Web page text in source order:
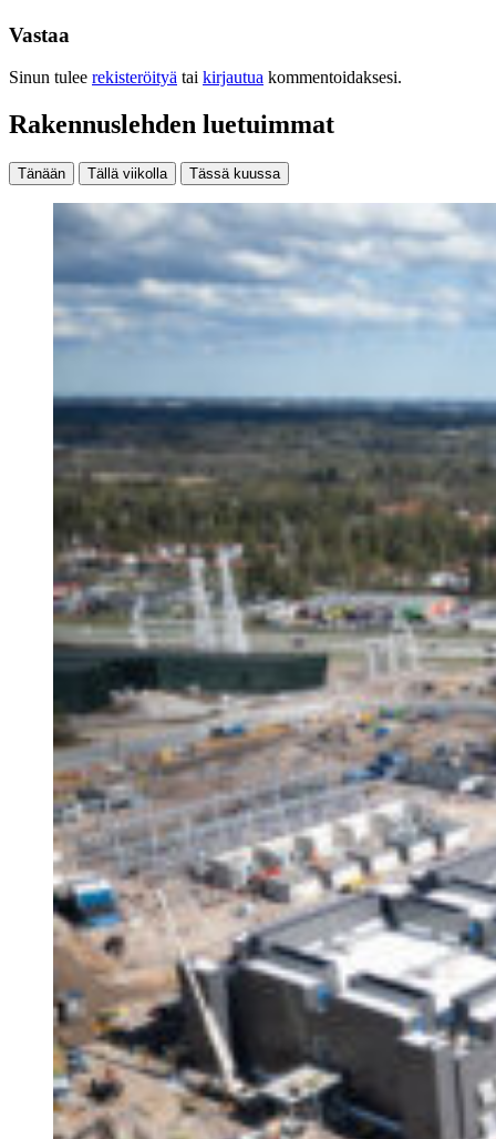
Vastaa
Sinun tulee rekisteröityä tai kirjautua kommentoidaksesi.
Rakennuslehden luetuimmat
Tänään Tällä viikolla Tässä kuussa